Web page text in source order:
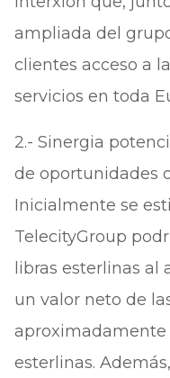
ampliada del
clientes acceso a
servicios en toda
2.- Sinergia
de oportunidades
Inicialmente se
TelecityGroup
libras esterlinas al
un valor neto de
aproximadamente
esterlinas.